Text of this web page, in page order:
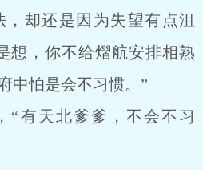
却还是因为失望有点沮
想，你不给熠航安排相熟
中怕是会不习惯。”
“有天北爹爹，不会不习